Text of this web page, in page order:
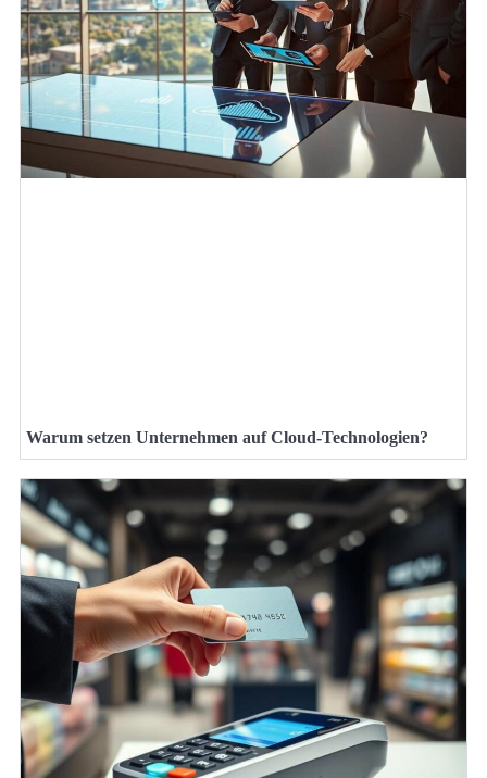
Warum setzen Unternehmen auf Cloud-Technologien?